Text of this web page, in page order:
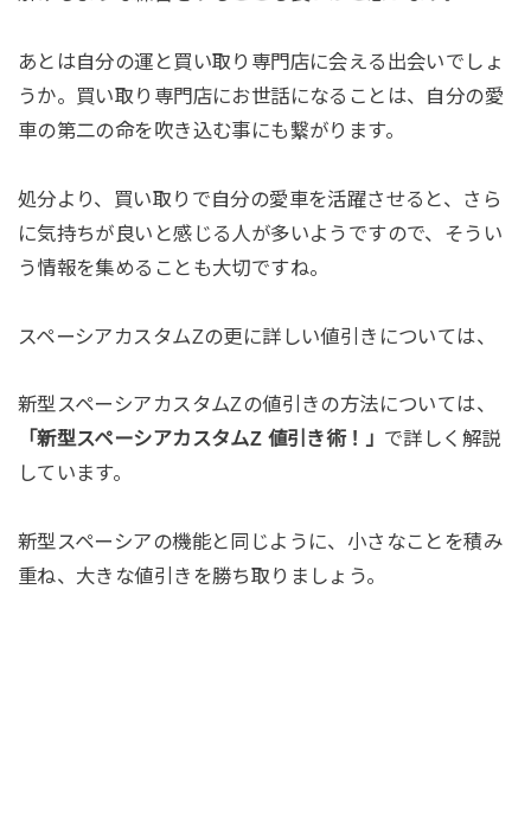
あとは自分の運と買い取り専門店に会える出会いでしょ
うか。買い取り専門店にお世話になることは、自分の愛
車の第二の命を吹き込む事にも繋がります。
処分より、買い取りで自分の愛車を活躍させると、さら
に気持ちが良いと感じる人が多いようですので、そうい
う情報を集めることも大切ですね。
スペーシアカスタムZの更に詳しい値引きについては、
新型スペーシアカスタムZの値引きの方法については、
「新型スペーシアカスタムZ 値引き術！」 で詳しく解説
しています。
新型スペーシアの機能と同じように、小さなことを積み
重ね、大きな値引きを勝ち取りましょう。